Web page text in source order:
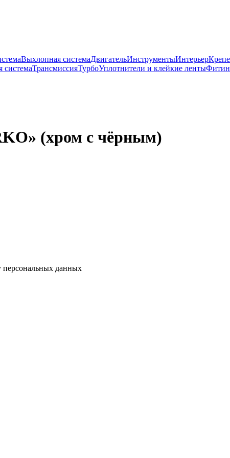
Выхлопная системаДвигательИнструментыИнтерьер
системаТрансмиссияТурбоУплотнители и клейкие ленты
(хром с чёрным)
персональных данных